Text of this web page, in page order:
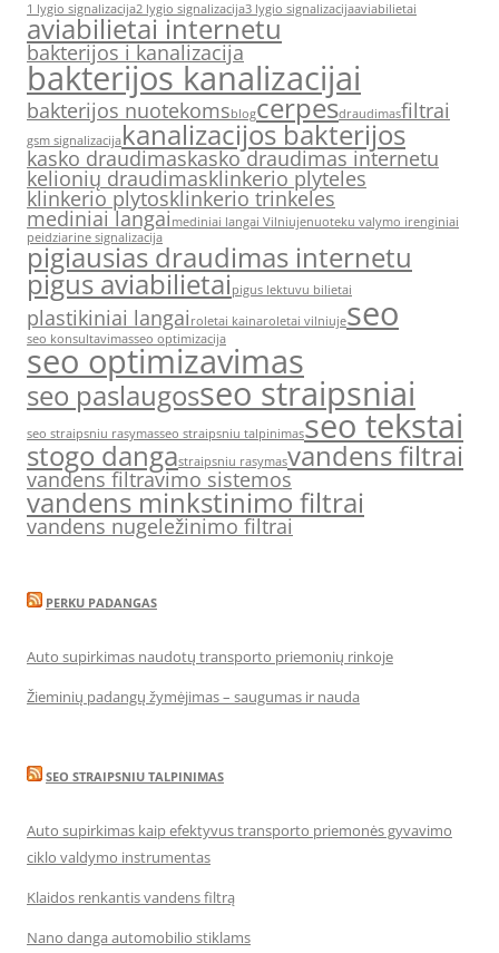
1 lygio signalizacija2 lygio signalizacija3 lygio signalizacijaaviabilietai
aviabilietai internetu
bakterijos i kanalizacija
bakterijos kanalizacijai
bakterijos nuotekomsblogcerpesdraudimasfiltrai
gsm signalizacijakanalizacijos bakterijos
kasko draudimaskasko draudimas internetu
kelionių draudimasklinkerio plyteles
klinkerio plytosklinkerio trinkeles
mediniai langai mediniai langai Vilniujenuoteku valymo irenginiai
peidziarine signalizacija
pigiausias draudimas internetu
pigus aviabilietaipigus lektuvu bilietai
plastikiniai langai roletai kainaroletai vilniujeseo
seo konsultavimasseo optimizacija
seo optimizavimas
seo paslaugosseo straipsniai
seo straipsniu rasymasseo straipsniu talpinimasseo tekstai
stogo dangastraipsniu rasymasvandens filtrai
vandens filtravimo sistemos
vandens minkstinimo filtrai
vandens nugeležinimo filtrai
PERKU PADANGAS
Auto supirkimas naudotų transporto priemonių rinkoje
Žieminių padangų žymėjimas – saugumas ir nauda
SEO STRAIPSNIU TALPINIMAS
Auto supirkimas kaip efektyvus transporto priemonės gyvavimo
ciklo valdymo instrumentas
Klaidos renkantis vandens filtrą
Nano danga automobilio stiklams